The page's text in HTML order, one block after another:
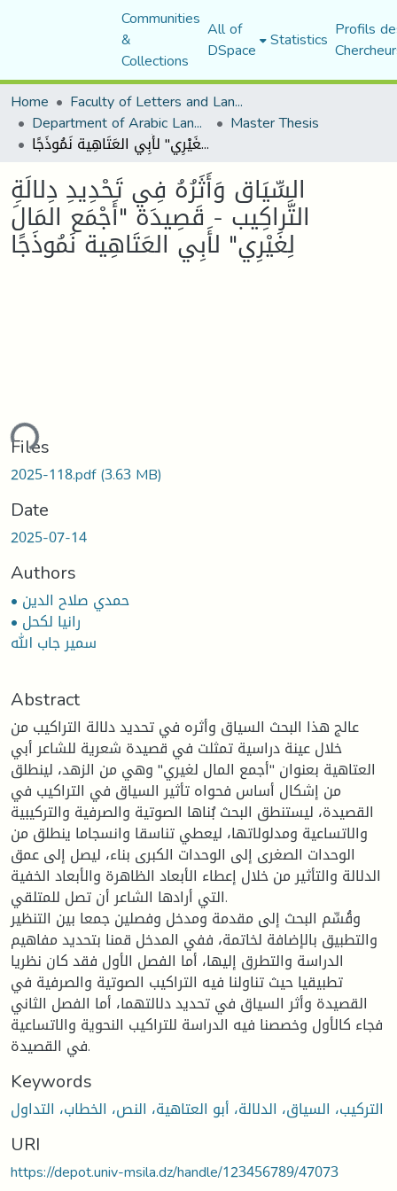
Communities
&
Collections
All of
DSpace Statistics Profils
Home
Faculty of Letters and Languages
Department of Arabic Language and Literature Master Thesis
السِّيَاق وَأَثَرُهُ فِي تَحْدِيدِ دِلالَةِ التَّراكِيب - قَصِيدَة "أَجْمَع المَالَ لِغَيْرِي" لأَبِي العَتَاهِية نَمُوذَجًا
السِّيَاق وَأَثَرُهُ فِي تَحْدِيدِ دِلالَةِ
التَّراكِيب - قَصِيدَة "أَجْمَع المَالَ
لِغَيْرِي" لأَبِي العَتَاهِية نَمُوذَجًا
Files
2025-118.pdf(3.63 MB)
Date
2025-07-14
Authors
• حمدي صلاح الدين
• رانيا لكحل
سمير جاب الله
Abstract
عالج هذا البحث السياق وأثره في تحديد دلالة التراكيب من
خلال عينة دراسية تمثلت في قصيدة شعرية للشاعر أبي
العتاهية بعنوان "أجمع المال لغيري" وهي من الزهد، لينطلق
من إشكال أساس فحواه تأثير السياق في التراكيب في
القصيدة، ليستنطق البحث بُناها الصوتية والصرفية والتركيبية
والاتساعية ومدلولاتها، ليعطي تناسقا وانسجاما ينطلق من
الوحدات الصغرى إلى الوحدات الكبرى بناء، ليصل إلى عمق
الدلالة والتأثير من خلال إعطاء الأبعاد الظاهرة والأبعاد الخفية
التي أرادها الشاعر أن تصل للمتلقي.
وقُسِّم البحث إلى مقدمة ومدخل وفصلين جمعا بين التنظير
والتطبيق بالإضافة لخاتمة، ففي المدخل قمنا بتحديد مفاهيم
الدراسة والتطرق إليها، أما الفصل الأول فقد كان نظريا
تطبيقيا حيث تناولنا فيه التراكيب الصوتية والصرفية في
القصيدة وأثر السياق في تحديد دلالتهما، أما الفصل الثاني
فجاء كالأول وخصصنا فيه الدراسة للتراكيب النحوية والاتساعية
في القصيدة.
Keywords
التركيب، السياق، الدلالة، أبو العتاهية، النص، الخطاب، التداول
URI
https://depot.univ-msila.dz/handle/123456789/47073